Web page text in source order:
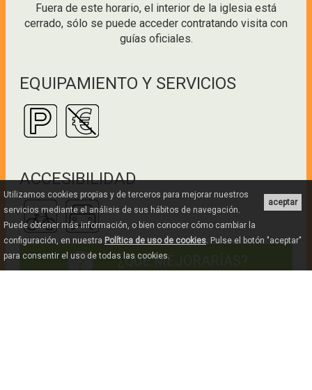
Fuera de este horario, el interior de la iglesia está
cerrado, sólo se puede acceder contratando visita con
guías oficiales.
EQUIPAMIENTO Y SERVICIOS
ACCESIBILIDAD
¿QUÉ MEJORARÍAS?
aceptar
Utilizamos cookies propias y de terceros para mejorar nuestros
servicios mediante el análisis de sus hábitos de navegación.
Puede obtener más información, o bien conocer cómo cambiar la
configuración, en nuestra Política de uso de cookies. Pulse el botón "aceptar"
para consentir el uso de todas las cookies.